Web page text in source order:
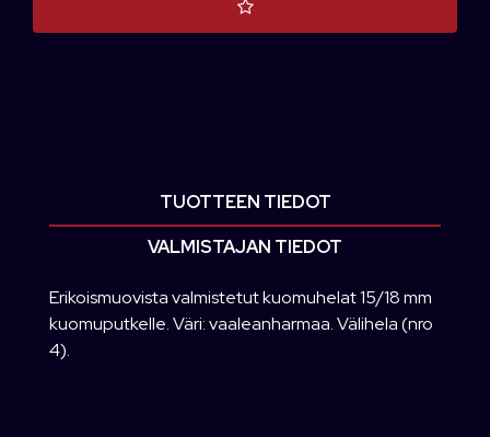
TUOTTEEN TIEDOT
VALMISTAJAN TIEDOT
Erikoismuovista valmistetut kuomuhelat 15/18 mm
kuomuputkelle. Väri: vaaleanharmaa. Välihela (nro
4).